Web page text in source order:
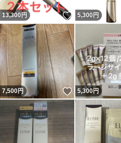
13,300 円 いいね！
5,300 円
7,500円 いいね！
5,300円